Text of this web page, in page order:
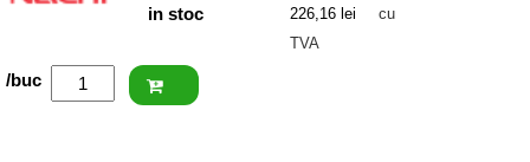
in stoc 226,16 lei
cu
TVA
Cantitate
NACHI
/buc